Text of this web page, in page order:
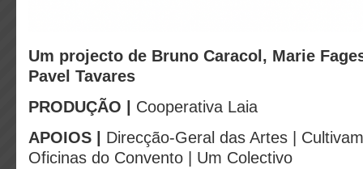
Um projecto de Bruno Caracol, Marie
Pavel Tavares
PRODUÇÃO |
Cooperativa Laia
APOIOS | Direcção-Geral das Artes |
Oficinas do Convento | Um Colectivo